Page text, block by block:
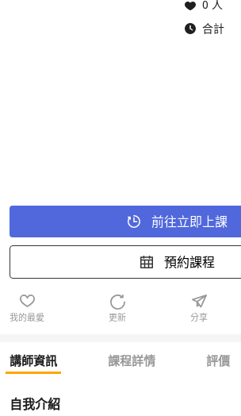
0 人
合計
前往立即上課
預約課程
我的最愛 更新 分享
講師資訊 課程詳情 評價
自我介紹